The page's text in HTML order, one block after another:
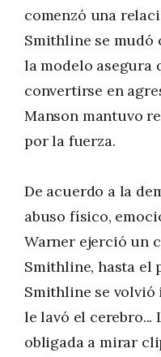
comenzó una
Smithline se mudó
la modelo asegura
convertirse en
Manson mantuvo
por la fuerza.
De acuerdo a la
abuso físico,
Warner ejerció un
Smithline, hasta el
Smithline se volvió
le lavó el cerebro...
obligada a mirar